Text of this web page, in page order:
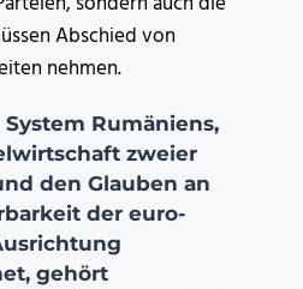
Abschied von
nehmen.
Rumäniens,
zweier
den Glauben an
der euro-
gehört